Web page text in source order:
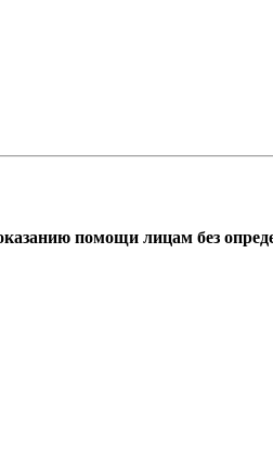
помощи лицам без